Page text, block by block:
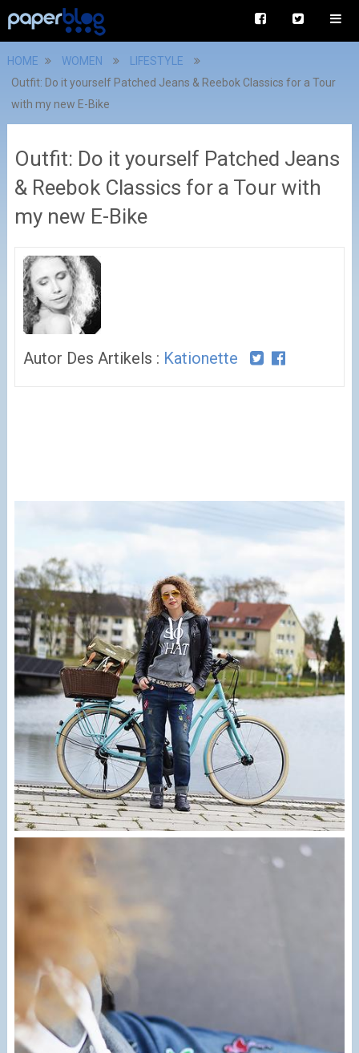
HOME WOMEN
LIFESTYLE
Outfit: Do it yourself Patched Jeans & Reebok Classics for a Tour
with my new E-Bike
Outfit: Do it yourself Patched Jeans
& Reebok Classics for a Tour with
my new E-Bike
Autor Des Artikels : Kationette